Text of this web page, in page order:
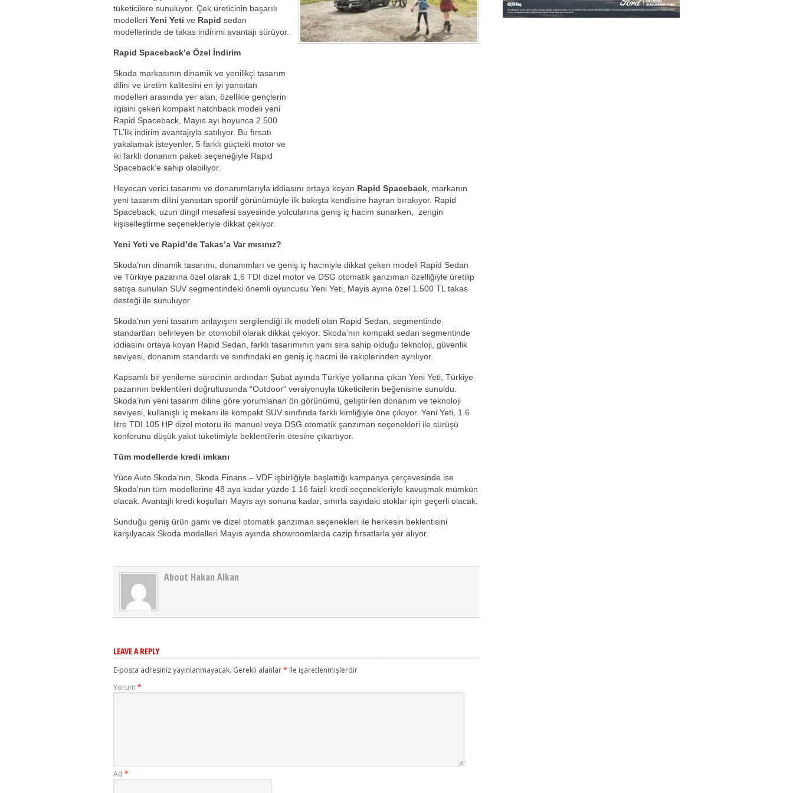
tüketicilere sunuluyor. Çek üreticinin başarılı
modelleri Yeni Yeti ve Rapid sedan
modellerinde de takas indirimi avantajı sürüyor.
Rapid Spaceback’e Özel İndirim
Skoda markasının dinamik ve yenilikçi tasarım
dilini ve üretim kalitesini en iyi yansıtan
modelleri arasında yer alan, özellikle gençlerin
ilgisini çeken kompakt hatchback modeli yeni
Rapid Spaceback, Mayıs ayı boyunca 2.500
TL’lik indirim avantajıyla satılıyor. Bu fırsatı
yakalamak isteyenler, 5 farklı güçteki motor ve
iki farklı donanım paketi seçeneğiyle Rapid
Spaceback’e sahip olabiliyor.
Heyecan verici tasarımı ve donanımlarıyla iddiasını ortaya koyan Rapid Spaceback , markanın
yeni tasarım dilini yansıtan sportif görünümüyle ilk bakışta kendisine hayran bırakıyor. Rapid
Spaceback, uzun dingil mesafesi sayesinde yolcularına geniş iç hacim sunarken, zengin
kişiselleştirme seçenekleriyle dikkat çekiyor.
Yeni Yeti ve Rapid’de Takas’a Var mısınız?
Skoda’nın dinamik tasarımı, donanımları ve geniş iç hacmiyle dikkat çeken modeli Rapid Sedan
ve Türkiye pazarına özel olarak 1,6 TDI dizel motor ve DSG otomatik şanzıman özelliğiyle üretilip
satışa sunulan SUV segmentindeki önemli oyuncusu Yeni Yeti, Mayis ayına özel 1.500 TL takas
desteği ile sunuluyor.
Skoda’nın yeni tasarım anlayışını sergilendiği ilk modeli olan Rapid Sedan, segmentinde
standartları belirleyen bir otomobil olarak dikkat çekiyor. Skoda’nın kompakt sedan segmentinde
iddiasını ortaya koyan Rapid Sedan, farklı tasarımının yanı sıra sahip olduğu teknoloji, güvenlik
seviyesi, donanım standardı ve sınıfındaki en geniş iç hacmi ile rakiplerinden ayrılıyor.
Kapsamlı bir yenileme sürecinin ardından Şubat ayında Türkiye yollarına çıkan Yeni Yeti, Türkiye
pazarının beklentileri doğrultusunda “Outdoor” versiyonuyla tüketicilerin beğenisine sunuldu.
Skoda’nın yeni tasarım diline göre yorumlanan ön görünümü, geliştirilen donanım ve teknoloji
seviyesi, kullanışlı iç mekanı ile kompakt SUV sınıfında farklı kimliğiyle öne çıkıyor. Yeni Yeti, 1.6
litre TDI 105 HP dizel motoru ile manuel veya DSG otomatik şanzıman seçenekleri ile sürüşü
konforunu düşük yakıt tüketimiyle beklentilerin ötesine çıkartıyor.
Tüm modellerde kredi imkanı
Yüce Auto Skoda’nın, Skoda Finans – VDF işbirliğiyle başlattığı kampanya çerçevesinde ise
Skoda’nın tüm modellerine 48 aya kadar yüzde 1.16 faizli kredi seçenekleriyle kavuşmak mümkün
olacak. Avantajlı kredi koşulları Mayıs ayı sonuna kadar, sınırla sayıdaki stoklar için geçerli olacak.
Sunduğu geniş ürün gamı ve dizel otomatik şanzıman seçenekleri ile herkesin beklentisini
karşılyacak Skoda modelleri Mayıs ayında showroomlarda cazip fırsatlarla yer alıyor.
About Hakan Alkan
LEAVE A REPLY
E-posta adresiniz yayınlanmayacak. Gerekli alanlar* ile işaretlenmişlerdir
Yorum *
Ad *